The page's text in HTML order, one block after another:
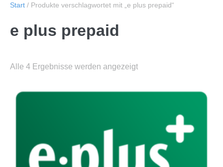
Start / Produkte verschlagwortet mit „e plus prepaid“
e plus prepaid
Alle 4 Ergebnisse werden angezeigt